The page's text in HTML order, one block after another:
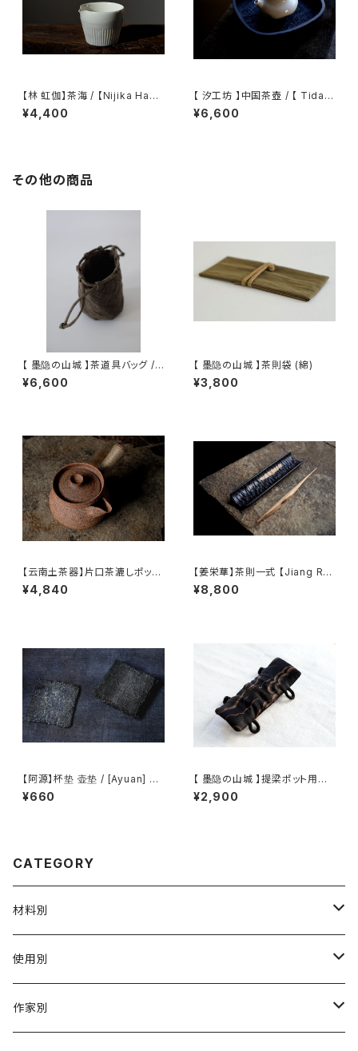
【林 虹伽】茶海 / 【Nijika Haya
shi 】tea pitcher
¥4,400
【 汐工坊 】中国茶壺 / 【 Tidal
Atelier 】Chinese teapot
¥6,600
その他の商品
【 墨隐の山城 】茶道具バッグ /
Tea Utensil Bag
¥6,600
【 墨隐の山城 】茶則袋 (綿)
¥3,800
【云南土茶器】片口茶漉しポット
/ 【Yunnan Earthenware】 Te
a Strainer Pot
¥4,840
【姜栄華】茶則一式 【Jiang Ro
nghua】A complete tea tray
set
¥8,800
【阿源】杯垫 壶垫 / [Ayuan] Cu
p coaster Teapot mat
¥660
【 墨隐の山城 】提梁ポット用の
ホットマット
¥2,900
CATEGORY
材料別
陶磁器
ガラス
使用別
茶壺 急须 土瓶
作家別